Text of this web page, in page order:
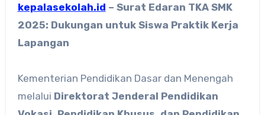
kepalasekolah.id – Surat Edaran TKA SMK
2025: Dukungan untuk Siswa Praktik Kerja
Lapangan
Kementerian Pendidikan Dasar dan Menengah
melalui Direktorat Jenderal Pendidikan